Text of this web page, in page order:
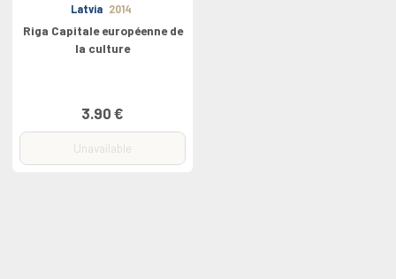
Latvia 2014
Riga Capitale européenne de
la culture
3.90 €
Unavailable